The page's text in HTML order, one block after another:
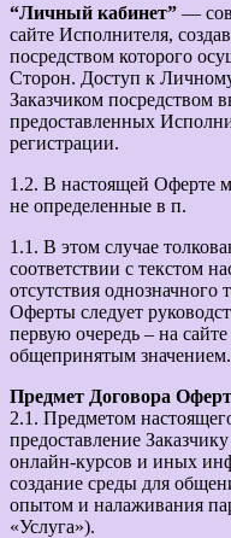
“Личный кабинет” —
сайте Исполнителя,
посредством которого
Сторон. Доступ к
Заказчиком посредством
предоставленных
регистрации.
1.2. В настоящей Оферте
не определенные в п.
1.1. В этом случае
соответствии с текстом
отсутствия однозначного
Оферты следует
первую очередь – на
общепринятым значением.
Предмет Договора
2.1. Предметом
предоставление
онлайн-курсов и иных
создание среды для
опытом и налаживания
«Услуга»).